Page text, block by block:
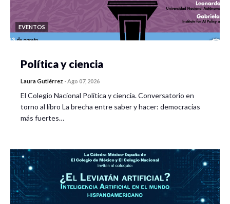
EVENTOS
Política y ciencia
Laura Gutiérrez - Ago 07, 2026
El Colegio Nacional Política y ciencia. Conversatorio en
torno al libro La brecha entre saber y hacer: democracias
más fuertes…